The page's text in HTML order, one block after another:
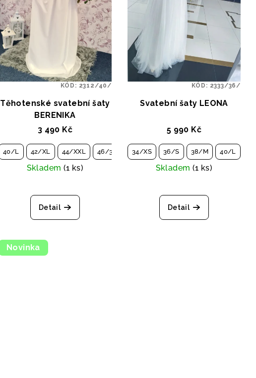
Těhotenské svatební šaty
BERENIKA
3 490 Kč
40/L 42/XL 44/XXL 46/3XL 48/4XL
Skladem (1 ks)
Detail
KÓD: 2312/40/
Svatební šaty LEONA
5 990 Kč
34/XS 36/S 38/M 40/L
Skladem (1 ks)
Detail
KÓD: 2333/36/
Novinka